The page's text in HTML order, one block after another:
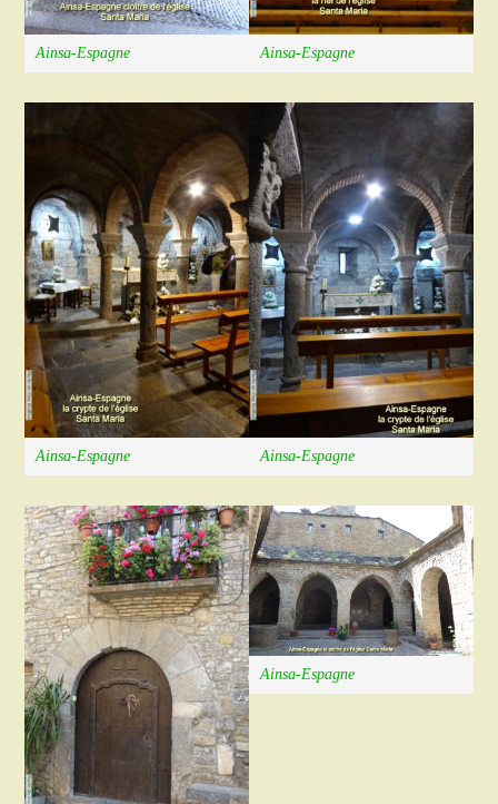
Ainsa-Espagne Ainsa-Espagne
Ainsa-Espagne Ainsa-Espagne
Ainsa-Espagne